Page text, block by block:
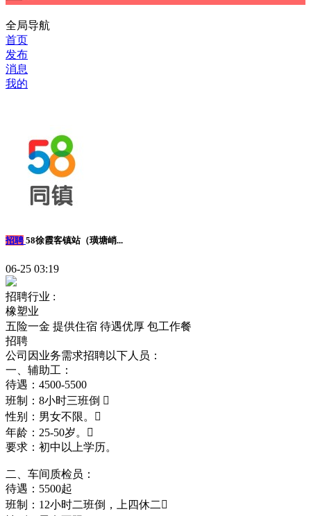
全局导航
首页
发布
消息
我的
招聘 58徐霞客镇站（璜塘峭...
06-25 03:19
招聘行业 :
橡塑业
五险一金 提供住宿 待遇优厚 包工作餐
招聘
公司因业务需求招聘以下人员：
一、辅助工：
待遇：4500-5500
班制：8小时三班倒 
性别：男女不限。
年龄：25-50岁。
要求：初中以上学历。
二、车间质检员：
待遇：5500起
班制：12小时二班倒，上四休二